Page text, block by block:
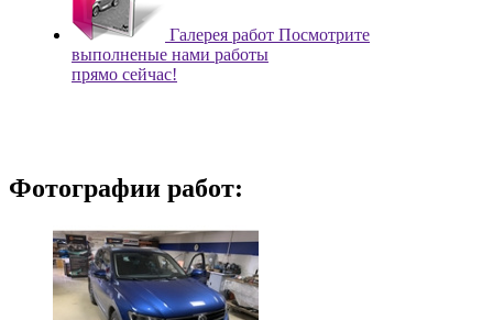
Галерея работ Посмотрите
выполненые нами работы
прямо сейчас!
Фотографии работ: